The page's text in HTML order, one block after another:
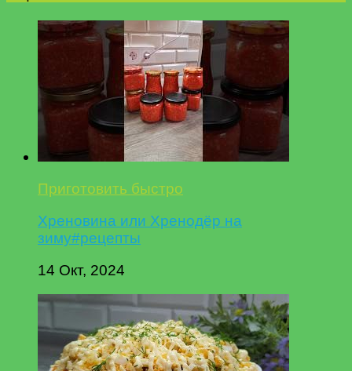
Приготовить быстро
Хреновина или Хренодёр на
зиму#рецепты
14 Окт, 2024